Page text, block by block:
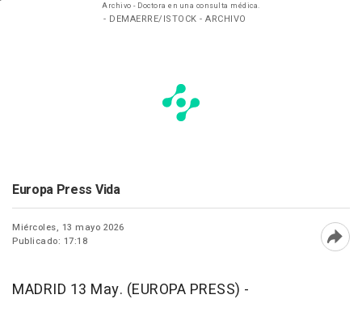
Archivo - Doctora en una consulta médica.
- DEMAERRE/ISTOCK - ARCHIVO
Europa Press Vida
Miércoles, 13 mayo 2026
Publicado: 17:18
MADRID 13 May. (EUROPA PRESS) -